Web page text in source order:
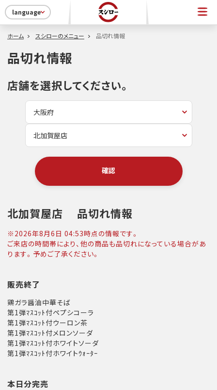
language
ホーム スシローのメニュー 品切れ情報
品切れ情報
店舗を選択してください。
確認
北加賀屋店 品切れ情報
※ 2026年8月6日 04:53時点の情報です。
ご来店の時間帯により、他の商品も品切れになっている場合があ
ります。予めご了承ください。
販売終了
鶏ガラ醤油中華そば
第1弾ﾏｽｺｯﾄ付ペプシコーラ
第1弾ﾏｽｺｯﾄ付ウーロン茶
第1弾ﾏｽｺｯﾄ付メロンソーダ
第1弾ﾏｽｺｯﾄ付ホワイトソーダ
第1弾ﾏｽｺｯﾄ付ホワイトｳｫｰﾀｰ
本日分完売